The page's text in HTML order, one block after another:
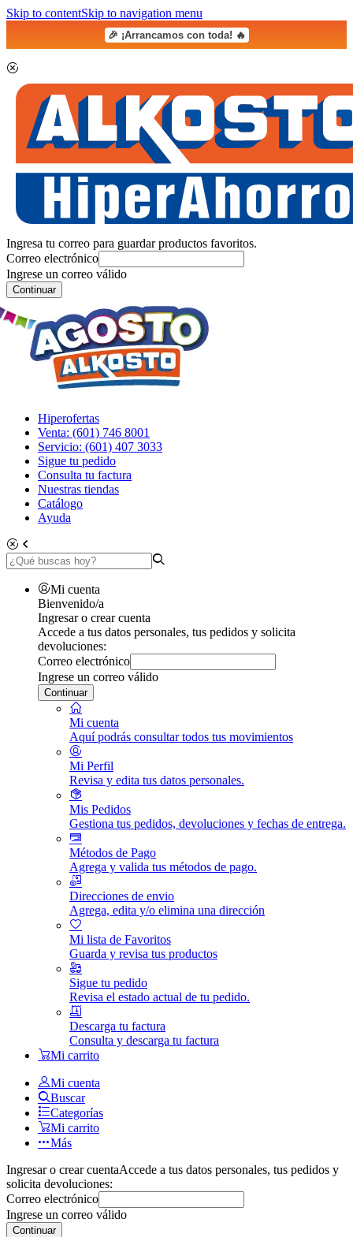
Skip to contentSkip to navigation menu
🎉 ¡Arrancamos con toda! 🔥
Ingresa tu correo para guardar productos favoritos.
Correo electrónico
Ingrese un correo válido
Continuar
Hiperofertas
Venta: (601) 746 8001
Servicio: (601) 407 3033
Sigue tu pedido
Consulta tu factura
Nuestras tiendas
Catálogo
Ayuda
Mi cuenta
Bienvenido/a
Ingresar o crear cuenta
Accede a tus datos personales, tus pedidos y solicita
devoluciones:
Correo electrónico
Ingrese un correo válido
Continuar
Mi cuenta
Aquí podrás consultar todos tus movimientos
Mi Perfil
Revisa y edita tus datos personales.
Mis Pedidos
Gestiona tus pedidos, devoluciones y fechas de entrega.
Métodos de Pago
Agrega y valida tus métodos de pago.
Direcciones de envio
Agrega, edita y/o elimina una dirección
Mi lista de Favoritos
Guarda y revisa tus productos
Sigue tu pedido
Revisa el estado actual de tu pedido.
Descarga tu factura
Consulta y descarga tu factura
Mi carrito
Mi cuenta
Buscar
Categorías
Mi carrito
Más
Ingresar o crear cuentaAccede a tus datos personales, tus pedidos y
solicita devoluciones:
Correo electrónico
Ingrese un correo válido
Continuar